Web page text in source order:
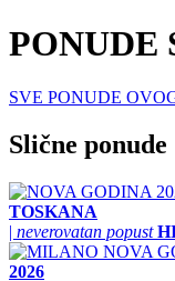
PONUDE
SVE PONUDE
Slične ponude
TOSKANA
| neverovatan popust
2026